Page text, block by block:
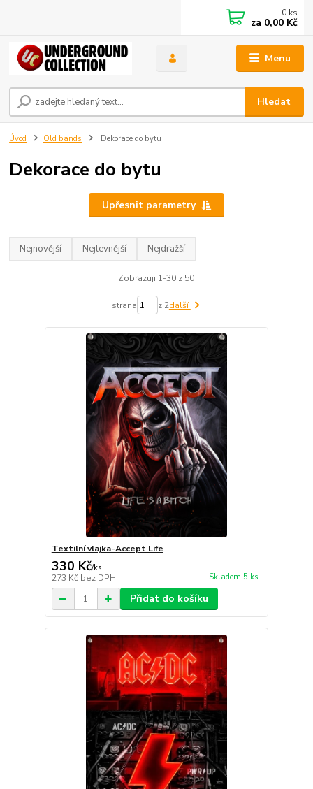
Menu
Hledat
0 ks
za 0,00 Kč
Úvod Old bands Dekorace do bytu
Dekorace do bytu
Upřesnit parametry
Nejnovější Nejlevnější Nejdražší
Zobrazuji 1-30 z 50
strana z 2další
Textilní vlajka-Accept Life
330 Kč/ks
273 Kč bez DPH Skladem 5 ks
Přidat do košíku